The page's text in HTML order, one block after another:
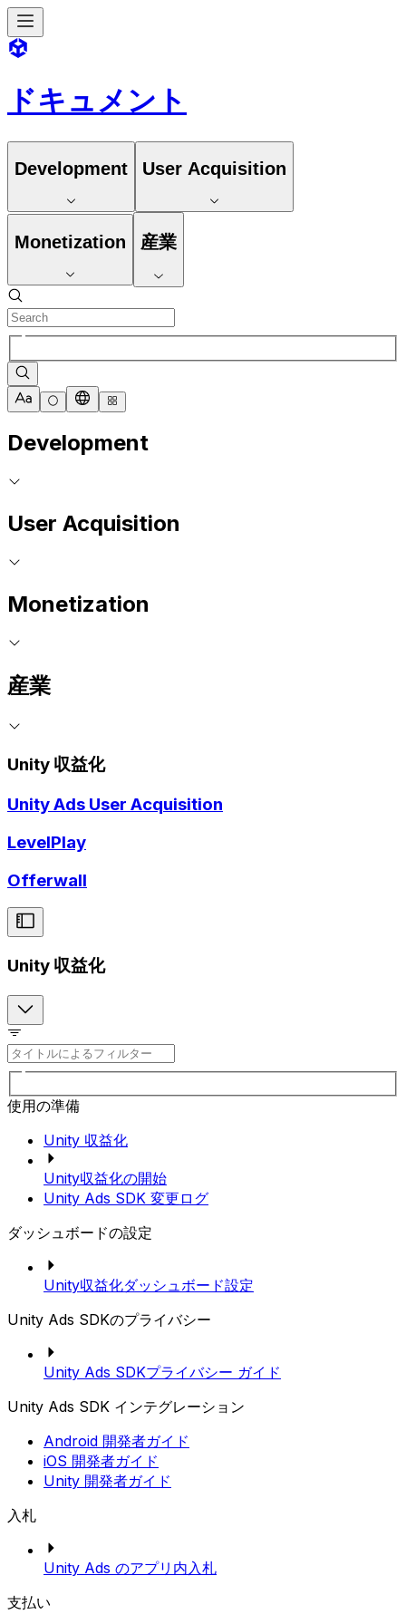
ドキュメント
Development User Acquisition
Monetization 産業
Development
User Acquisition
Monetization
産業
Unity 収益化
Unity Ads User Acquisition
LevelPlay
Offerwall
Unity 収益化
使用の準備
Unity 収益化
Unity収益化の開始
Unity Ads SDK 変更ログ
ダッシュボードの設定
Unity収益化ダッシュボード設定
Unity Ads SDKのプライバシー
Unity Ads SDKプライバシー ガイド
Unity Ads SDK インテグレーション
Android 開発者ガイド
iOS 開発者ガイド
Unity 開発者ガイド
入札
Unity Ads のアプリ内入札
支払い